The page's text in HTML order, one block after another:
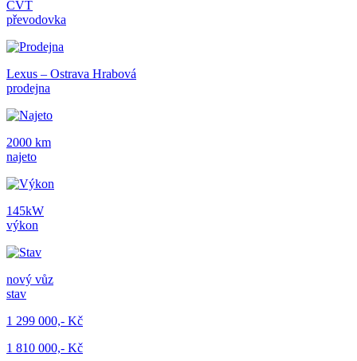
CVT
převodovka
Lexus – Ostrava Hrabová
prodejna
2000 km
najeto
145kW
výkon
nový vůz
stav
1 299 000,- Kč
1 810 000,- Kč